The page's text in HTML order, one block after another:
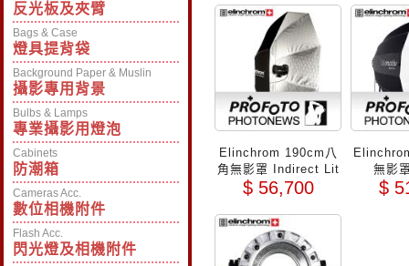
反光板及夾臂
Bags & Case
燈具提背袋
Background Paper & Muslin
攝影專用背景
Bulbs & Lamps
專業攝影用燈泡
Cabinets
防潮箱
Cameras Acc.
數位相機附件
Flash Acc.
閃光燈及相機附件
Elinchrom 190cm八
角無影罩 Indirect Lit
emotiv(EL28000)
$ 56,700
無影
$